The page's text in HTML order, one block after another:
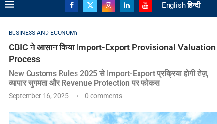
English हिन्दी
BUSINESS AND ECONOMY
CBIC ने आसान किया Import-Export Provisional Valuation
Process
New Customs Rules 2025 से Import-Export प्रक्रिया होगी तेज़,
व्यापार सुगमता और Revenue Protection पर फोकस
September 16, 2025 0 comments